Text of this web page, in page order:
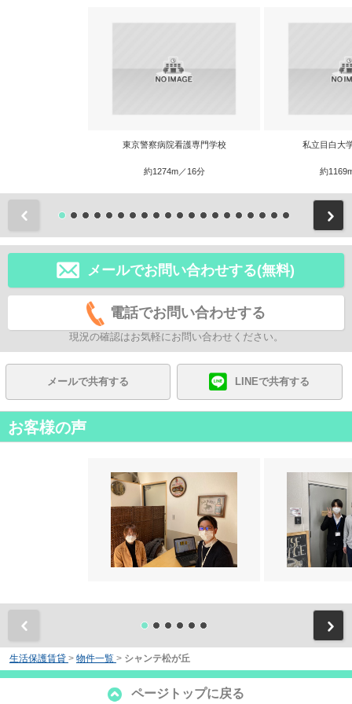
東京警察病院看護専門学校
約1274m／16分
私立目白大
約
メールでお問い合わせする(無料)
電話でお問い合わせする
現況の確認はお気軽にお問い合わせください。
メールで共有する LINEで共有する
お客様の声
生活保護賃貸 > 物件一覧 > シャンテ松が丘
ページトップに戻る